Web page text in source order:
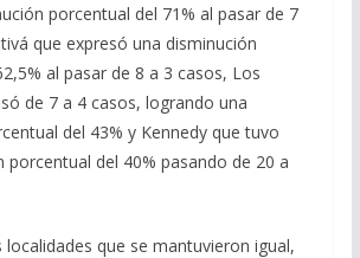
porcentual del 71% al pasar de 7
que expresó una disminución
al pasar de 8 a 3 casos, Los
de 7 a 4 casos, logrando una
del 43% y Kennedy que tuvo
porcentual del 40% pasando de 20 a
localidades que se mantuvieron igual,